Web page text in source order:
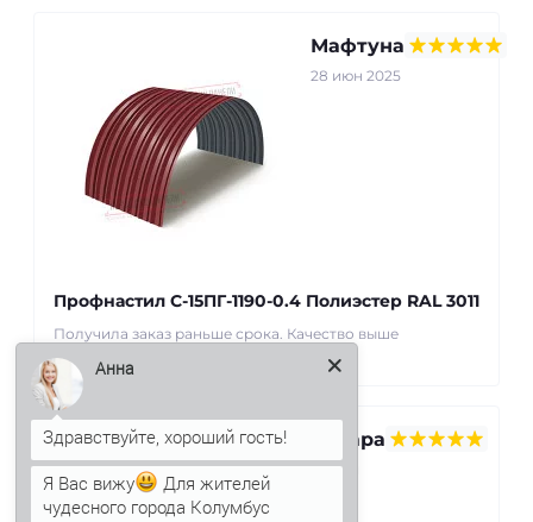
Мафтуна
28 июн 2025
Профнастил С-15ПГ-1190-0.4 Полиэстер RAL 3011
Получила заказ раньше срока. Качество выше
ожиданий. Спасибо! ..
Севара
22 май
Анна
Здравствуйте, хороший гость!
Я Вас вижу
Для жителей
чудесного города Колумбус
сегодня скидка 5%